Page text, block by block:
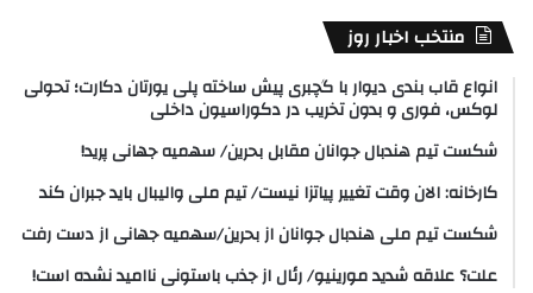
منتخب اخبار روز
انواع قاب بندی دیوار با گچبری پیش ساخته پلی یورتان دکارت؛ تحولی
لوکس، فوری و بدون تخریب در دکوراسیون داخلی
شکست تیم هندبال جوانان مقابل بحرین/ سهمیه جهانی پرید!
کارخانه: الان وقت تغییر پیاتزا نیست/ تیم ملی والیبال باید جبران کند
شکست تیم ملی هندبال جوانان از بحرین/سهمیه جهانی از دست رفت
علت؟ علاقه شدید مورینیو/ رئال از جذب باستونی ناامید نشده است!